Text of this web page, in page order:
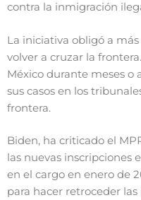
contra la inmigración
La iniciativa obligó a
volver a cruzar la
México durante meses o
sus casos en los
frontera.
Biden, ha criticado el
las nuevas inscripciones
en el cargo en enero de
para hacer retroceder